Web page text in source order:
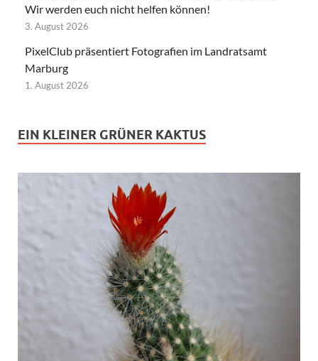
Wir werden euch nicht helfen können!
3. August 2026
PixelClub präsentiert Fotografien im Landratsamt
Marburg
1. August 2026
EIN KLEINER GRÜNER KAKTUS